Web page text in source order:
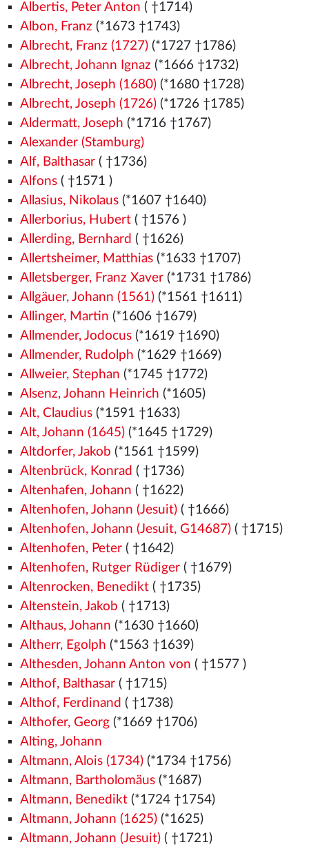
Albertis, Peter Anton ( †1714)
Albon, Franz (*1673 †1743)
Albrecht, Franz (1727)(*1727 †1786)
Albrecht, Johann Ignaz (*1666 †1732)
Albrecht, Joseph (1680)(*1680 †1728)
Albrecht, Joseph (1726)(*1726 †1785)
Aldermatt, Joseph (*1716 †1767)
Alexander (Stamburg)
Alf, Balthasar( †1736)
Alfons( †1571 )
Allasius, Nikolaus(*1607 †1640)
Allerborius, Hubert( †1576 )
Allerding, Bernhard ( †1626)
Allertsheimer, Matthias(*1633 †1707)
Alletsberger, Franz Xaver(*1731 †1786)
Allgäuer, Johann (1561)(*1561 †1611)
Allinger, Martin (*1606 †1679)
Allmender, Jodocus(*1619 †1690)
Allmender, Rudolph (*1629 †1669)
Allweier, Stephan (*1745 †1772)
Alsenz, Johann Heinrich (*1605)
Alt, Claudius(*1591 †1633)
Alt, Johann (1645)(*1645 †1729)
Altdorfer, Jakob (*1561 †1599)
Altenbrück, Konrad ( †1736)
Altenhafen, Johann ( †1622)
Altenhofen, Johann (Jesuit)( †1666)
Altenhofen, Johann (Jesuit, G14687)( †1715)
Altenhofen, Peter( †1642)
Altenhofen, Rutger Rüdiger( †1679)
Altenrocken, Benedikt( †1735)
Altenstein, Jakob ( †1713)
Althaus, Johann (*1630 †1660)
Altherr, Egolph (*1563 †1639)
Althesden, Johann Anton von ( †1577 )
Althof, Balthasar( †1715)
Althof, Ferdinand ( †1738)
Althofer, Georg(*1669 †1706)
Alting, Johann
Altmann, Alois (1734)(*1734 †1756)
Altmann, Bartholomäus(*1687)
Altmann, Benedikt(*1724 †1754)
Altmann, Johann (1625)(*1625)
Altmann, Johann (Jesuit)( †1721)